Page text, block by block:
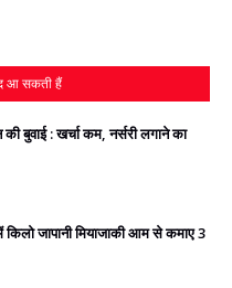
आ सकती हैं
बुवाई : खर्चा कम, नर्सरी लगाने का
किलो जापानी मियाजाकी आम से कमाए 3